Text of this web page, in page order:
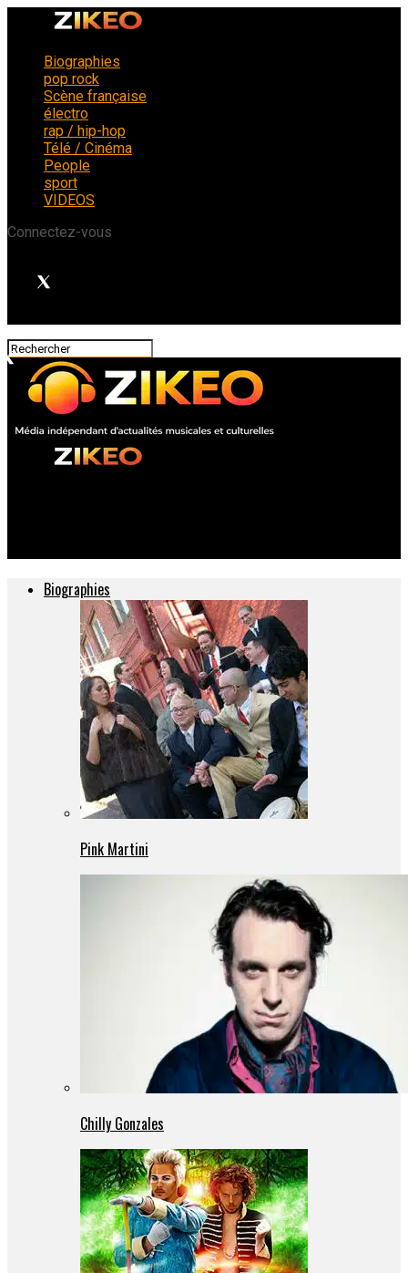
Biographies
pop rock
Scène française
électro
rap / hip-hop
Télé / Cinéma
People
sport
VIDEOS
Connectez-vous
Biographies
Pink Martini
Chilly Gonzales